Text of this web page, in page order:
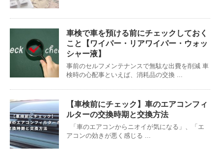
車検で車を預ける前にチェックしておく
こと【ワイパー・リアワイパー・ウォッ
シャー液】
事前のセルフメンテナンスで無駄な出費を削減 車
検時の心配事といえば、消耗品の交換 ...
【車検前にチェック】車のエアコンフィ
ルターの交換時期と交換方法
「車のエアコンからニオイが気になる」、「エ
アコンの効きが悪く感じる ...